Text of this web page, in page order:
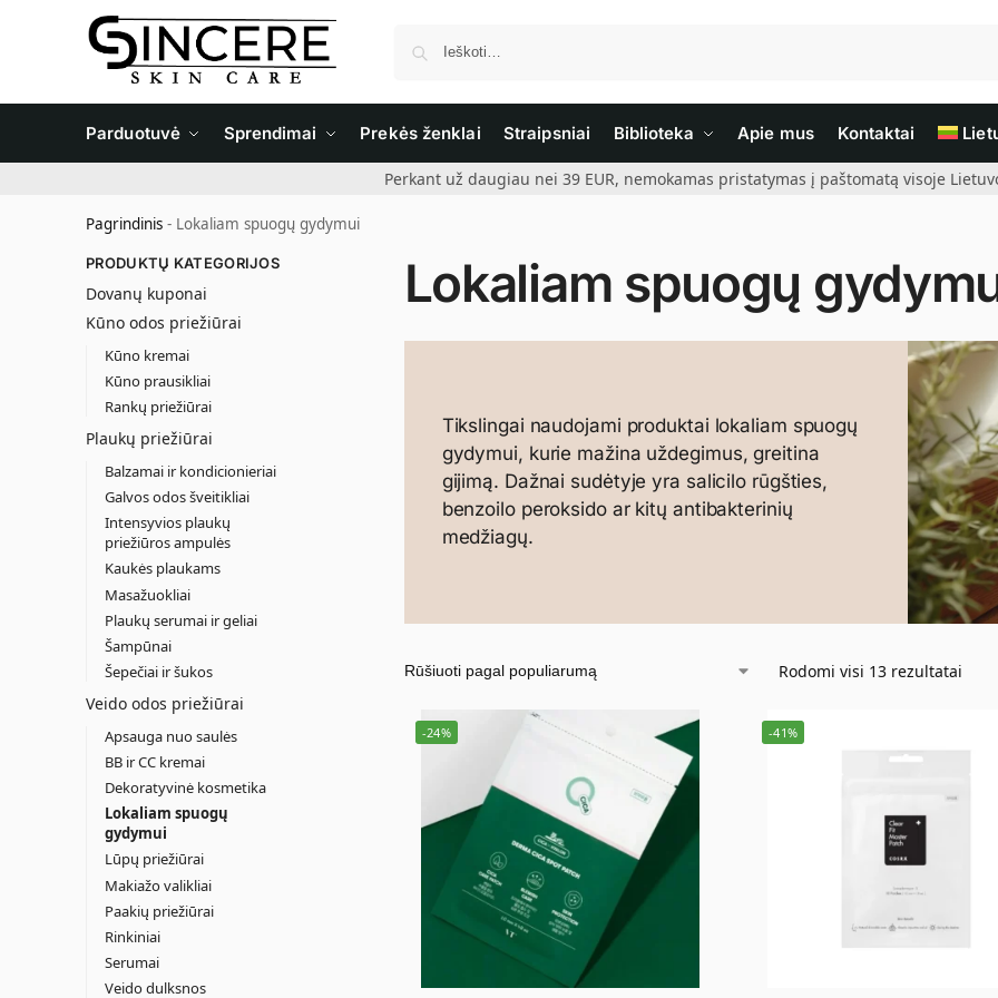
Parduotuvė Sprendimai Prekės ženklai Straipsniai Biblioteka Apie mus Kontaktai
Perkant už daugiau nei 39 EUR, nemokamas pristatymas į paštomatą visoje
Pagrindinis - Lokaliam spuogų gydymui
Lokaliam spuogų
Tikslingai naudojami produktai lokaliam spuogų
gydymui, kurie mažina uždegimus, greitina
gijimą. Dažnai sudėtyje yra salicilo rūgšties,
benzoilo peroksido ar kitų antibakterinių
medžiagų.
Rodomi visi 13 rezultatai
-24% -41%
PRODUKTŲ KATEGORIJOS
Dovanų kuponai
Kūno odos priežiūrai
Kūno kremai
Kūno prausikliai
Rankų priežiūrai
Plaukų priežiūrai
Balzamai ir kondicionieriai
Galvos odos šveitikliai
Intensyvios plaukų
priežiūros ampulės
Kaukės plaukams
Masažuokliai
Plaukų serumai ir geliai
Šampūnai
Šepečiai ir šukos
Veido odos priežiūrai
Apsauga nuo saulės
BB ir CC kremai
Dekoratyvinė kosmetika
Lokaliam spuogų
gydymui
Lūpų priežiūrai
Makiažo valikliai
Paakių priežiūrai
Rinkiniai
Serumai
Veido dulksnos